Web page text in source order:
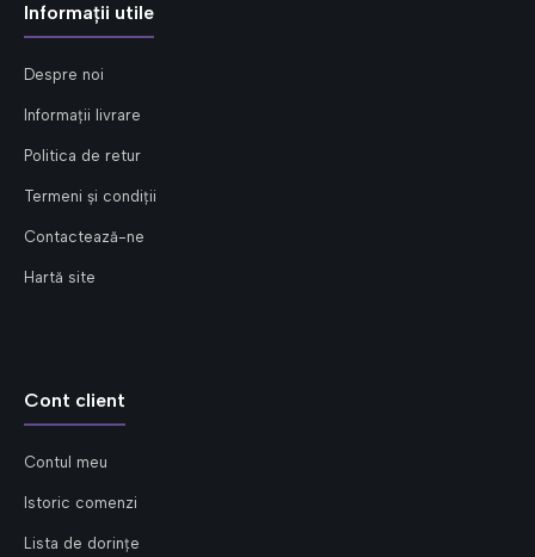
Informații utile
Despre noi
Informații livrare
Politica de retur
Termeni și condiții
Contactează-ne
Hartă site
Cont client
Contul meu
Istoric comenzi
Lista de dorințe